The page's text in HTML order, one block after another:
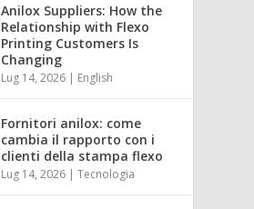
Anilox Suppliers: How the
Relationship with Flexo
Printing Customers Is
Changing
Lug 14, 2026 | English
Fornitori anilox: come
cambia il rapporto con i
clienti della stampa flexo
Lug 14, 2026 |Tecnologia